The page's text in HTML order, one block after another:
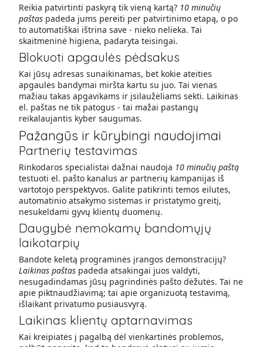
Reikia patvirtinti paskyrą tik vieną kartą? 10 minučių
paštaspadeda jums pereiti per patvirtinimo etapą, o po
to automatiškai ištrina save - nieko nelieka. Tai
skaitmeninė higiena, padaryta teisingai.
Blokuoti apgaulės pėdsakus
Kai jūsų adresas sunaikinamas, bet kokie ateities
apgaulės bandymai miršta kartu su juo. Tai vienas
mažiau takas apgavikams ir įsilaužėliams sekti. Laikinas
el. paštas ne tik patogus - tai mažai pastangų
reikalaujantis kyber saugumas.
Pažangūs ir kūrybingi naudojimai
Partnerių testavimas
Rinkodaros specialistai dažnai naudoja 10 minučių paštą
testuoti el. pašto kanalus ar partnerių kampanijas iš
vartotojo perspektyvos. Galite patikrinti temos eilutes,
automatinio atsakymo sistemas ir pristatymo greitį,
nesukeldami gyvų klientų duomenų.
Daugybė nemokamų bandomųjų
laikotarpių
Bandote keletą programinės įrangos demonstracijų?
Laikinas paštaspadeda atsakingai juos valdyti,
nesugadindamas jūsų pagrindinės pašto dėžutės. Tai ne
apie piktnaudžiavimą; tai apie organizuotą testavimą,
išlaikant privatumo pusiausvyrą.
Laikinas klientų aptarnavimas
Kai kreipiatės į pagalbą dėl vienkartinės problemos,